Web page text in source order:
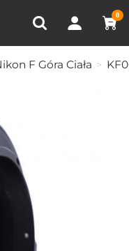
0
OSTATNIO OGLĄDANE
F Góra Ciała